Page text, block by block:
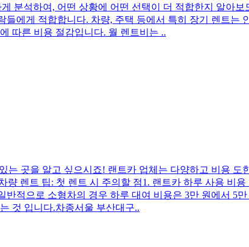
분석하여, 어떤 상황에 어떤 선택이 더 적합한지 알아보
에게 적합합니다. 차량, 주택 등에서 특히 장기 렌트는
따른 비용 절감입니다. 월 렌트비는 ..
곳을 알고 싶으시죠! 랜트카 업체는 다양하고 비용 도
량 렌트 팁: 첫 렌트 시 주의할 점1. 랜트카 하루 사용 비
적으로 소형차의 경우 하루 대여 비용은 3만 원에서 5
것 입니다.차종서울 부산대구..